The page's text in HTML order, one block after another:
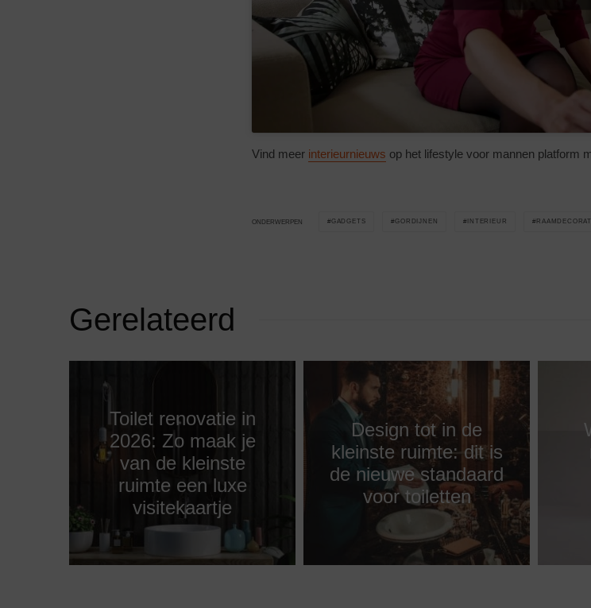
Vind meer interieurnieuws op het lifestyle voor mannen platform
ONDERWERPEN GADGETS GORDIJNEN INTERIEUR
Gerelateerd
Toilet renovatie in
2026: Zo maak je
van de kleinste
ruimte een luxe
visitekaartje
Design tot in de
kleinste ruimte: dit is
de nieuwe standaard
voor toiletten